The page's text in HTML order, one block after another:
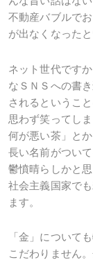
不動産バブルで
が出なくなった
ネット世代です
なＳＮＳへの書
されるというこ
思わず笑ってし
何が悪い茶」と
長い名前がつい
鬱憤晴らしかと
社会主義国家で
ます。
「金」について
こだわりません